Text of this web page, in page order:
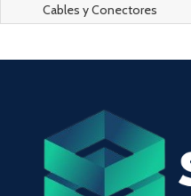
Abrasion, Multifilar (Flexible),
Color Amarillo, Bobina de 500m
Cables y Conectores